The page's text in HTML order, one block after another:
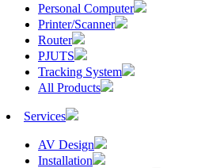
Personal Computer
Printer/Scanner
Router
PJUTS
Tracking System
All Products
Services
AV Design
Installation